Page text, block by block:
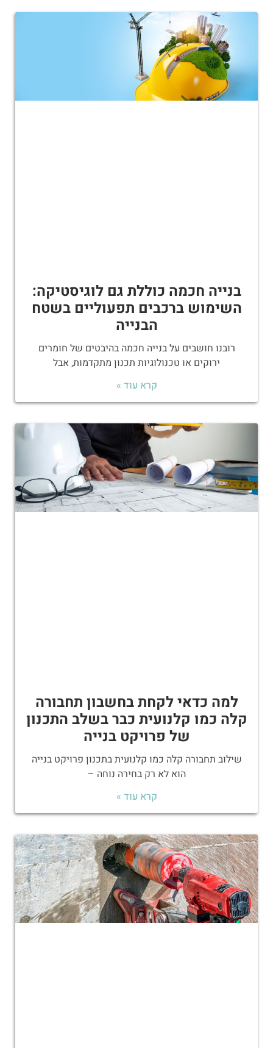
בנייה חכמה כוללת גם לוגיסטיקה:
השימוש ברכבים תפעוליים בשטח
הבנייה
רובנו חושבים על בנייה חכמה בהיבטים של חומרים
ירוקים או טכנולוגיות תכנון מתקדמות, אבל
קרא עוד »
למה כדאי לקחת בחשבון תחבורה
קלה כמו קלנועית כבר בשלב התכנון
של פרויקט בנייה
שילוב תחבורה קלה כמו קלנועית בתכנון פרויקט בנייה
הוא לא רק בחירה נוחה –
קרא עוד »